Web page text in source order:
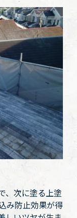
、次に塗る上塗
み防止効果が得